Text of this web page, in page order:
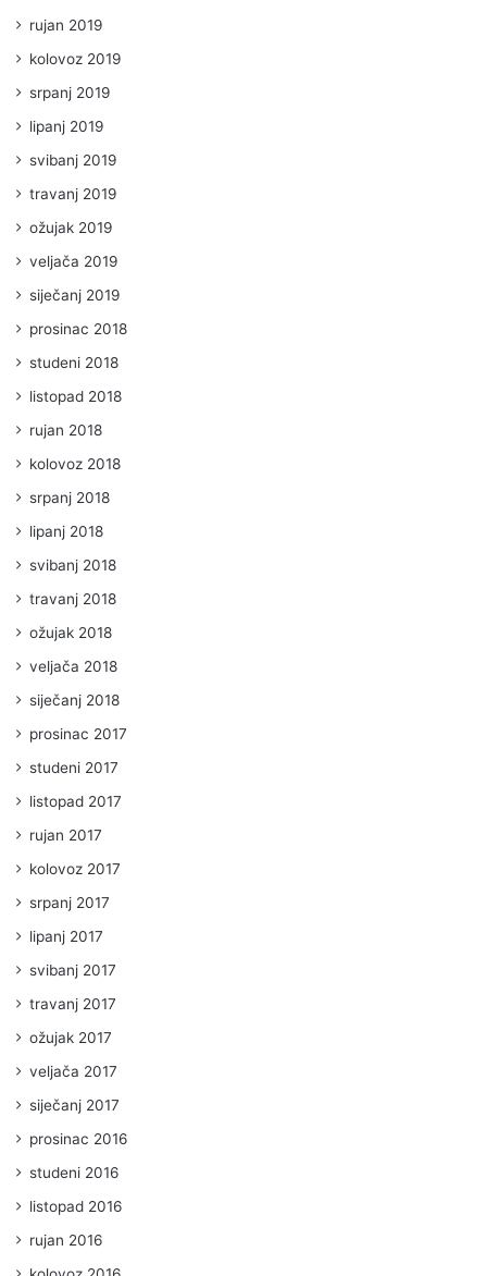
rujan 2019
kolovoz 2019
srpanj 2019
lipanj 2019
svibanj 2019
travanj 2019
ožujak 2019
veljača 2019
siječanj 2019
prosinac 2018
studeni 2018
listopad 2018
rujan 2018
kolovoz 2018
srpanj 2018
lipanj 2018
svibanj 2018
travanj 2018
ožujak 2018
veljača 2018
siječanj 2018
prosinac 2017
studeni 2017
listopad 2017
rujan 2017
kolovoz 2017
srpanj 2017
lipanj 2017
svibanj 2017
travanj 2017
ožujak 2017
veljača 2017
siječanj 2017
prosinac 2016
studeni 2016
listopad 2016
rujan 2016